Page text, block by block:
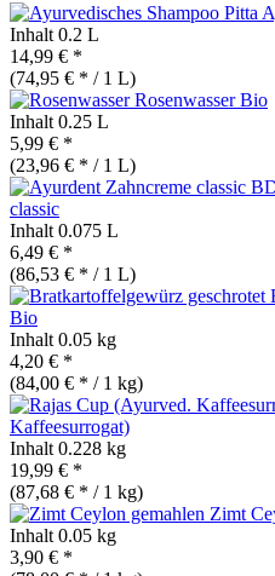
Inhalt 0.2 L
14,99 € *
(74,95 € * / 1 L)
RosenwasserBio
Inhalt 0.25 L
5,99 € *
(23,96 € * / 1 L)
classic
Inhalt 0.075 L
6,49 € *
(86,53 € * / 1 L)
Bio
Inhalt 0.05 kg
4,20 € *
(84,00 € * / 1 kg)
Kaffeesurrogat)
Inhalt 0.228 kg
19,99 € *
(87,68 € * / 1 kg)
Zimt
Inhalt 0.05 kg
3,90 € *